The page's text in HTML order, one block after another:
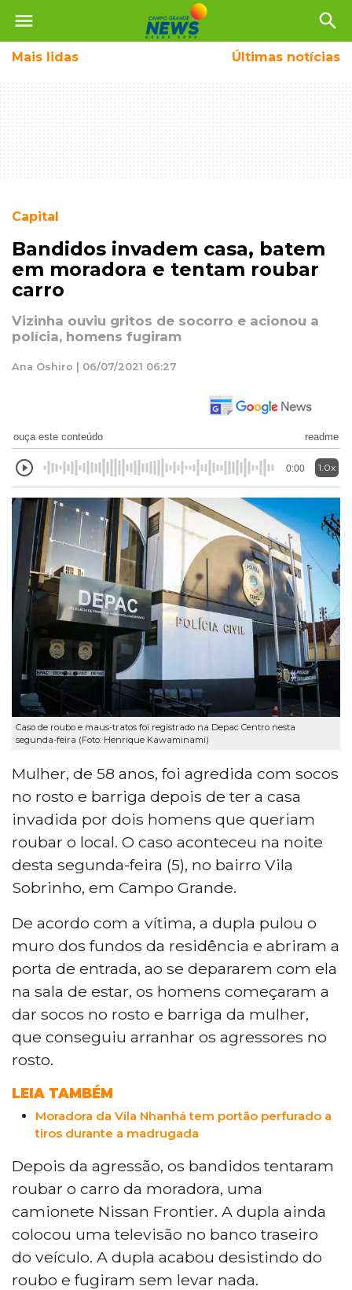
menu search
Mais lidas Últimas notícias
Capital
Bandidos invadem casa, batem
em moradora e tentam roubar
carro
Vizinha ouviu gritos de socorro e acionou a
polícia, homens fugiram
Ana Oshiro | 06/07/2021 06:27
ouça este conteúdo readme
0:00 1.0x
Caso de roubo e maus-tratos foi registrado na Depac Centro nesta
segunda-feira (Foto: Henrique Kawaminami)
Mulher, de 58 anos, foi agredida com socos
no rosto e barriga depois de ter a casa
invadida por dois homens que queriam
roubar o local. O caso aconteceu na noite
desta segunda-feira (5), no bairro Vila
Sobrinho, em Campo Grande.
De acordo com a vítima, a dupla pulou o
muro dos fundos da residência e abriram a
porta de entrada, ao se depararem com ela
na sala de estar, os homens começaram a
dar socos no rosto e barriga da mulher,
que conseguiu arranhar os agressores no
rosto.
LEIA TAMBÉM
Moradora da Vila Nhanhá tem portão perfurado a
tiros durante a madrugada
Depois da agressão, os bandidos tentaram
roubar o carro da moradora, uma
camionete Nissan Frontier. A dupla ainda
colocou uma televisão no banco traseiro
do veículo. A dupla acabou desistindo do
roubo e fugiram sem levar nada.